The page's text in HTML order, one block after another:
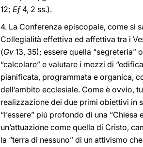
12; Ef4, 2 ss.).
4. La Conferenza episcopale, come si
Collegialità effettiva ed affettiva tra i
(Gv 13, 35); essere quella “segreteria”
“calcolare” e valutare i mezzi di
pianificata, programmata e organica,
dell’ambito ecclesiale. Come è ovvio,
realizzazione dei due primi obiettivi in
“l’essere” più profondo di una
un’attuazione come quella di Cristo,
la “terra di nessuno” di un attivismo